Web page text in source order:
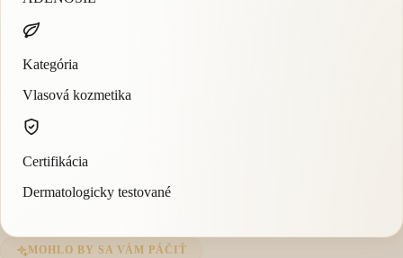
Kategória
Vlasová kozmetika
Certifikácia
Dermatologicky testované
MOHLO BY SA VÁM PÁČIŤ